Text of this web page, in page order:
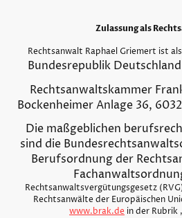
Zulassung als
Rechtsanwalt Raphael Griemert ist
Bundesrepublik
Rechtsanwaltskammer
Bockenheimer Anlage 36,
Die maßgeblichen
sind die
Berufsordnung der
Rechtsanwaltsvergütungsgesetz
Rechtsanwälte der Europäischen
www.brak.de in der Rubrik